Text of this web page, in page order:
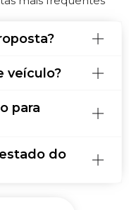
veículo?
para
do